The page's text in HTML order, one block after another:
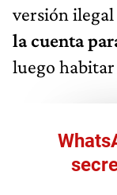
versión
la cuenta
luego